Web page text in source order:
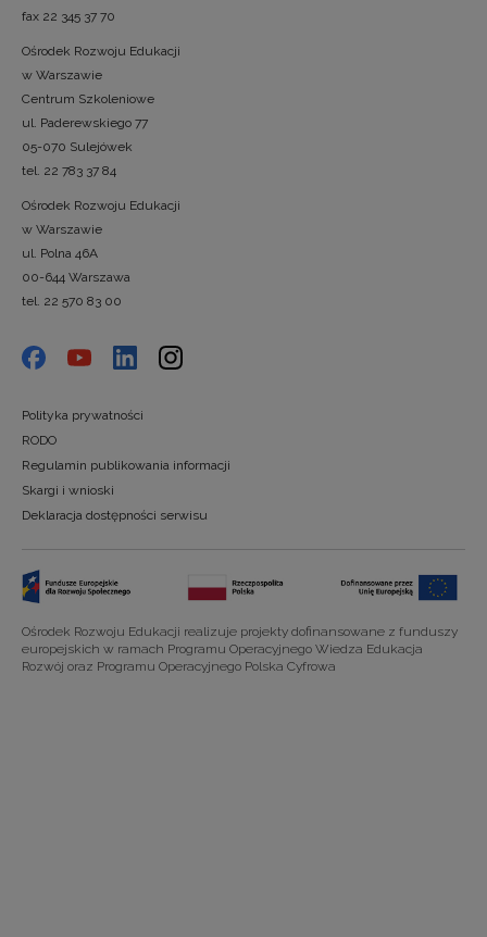
fax 22 345 37 70
Ośrodek Rozwoju Edukacji
w Warszawie
Centrum Szkoleniowe
ul. Paderewskiego 77
05-070 Sulejówek
tel. 22 783 37 84
Ośrodek Rozwoju Edukacji
w Warszawie
ul. Polna 46A
00-644 Warszawa
tel. 22 570 83 00
Polityka prywatności
RODO
Regulamin publikowania informacji
Skargi i wnioski
Deklaracja dostępności serwisu
Ośrodek Rozwoju Edukacji realizuje projekty dofinansowane z funduszy
europejskich w ramach Programu Operacyjnego Wiedza Edukacja
Rozwój oraz Programu Operacyjnego Polska Cyfrowa